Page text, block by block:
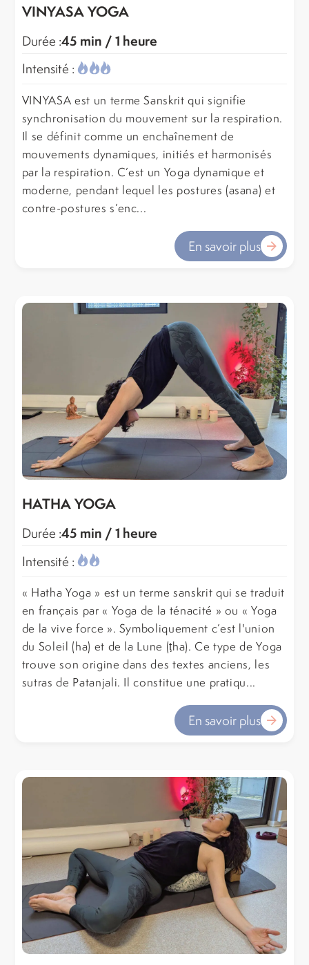
VINYASA YOGA
Durée :45 min / 1 heure
Intensité :
VINYASA est un terme Sanskrit qui signifie
synchronisation du mouvement sur la respiration.
Il se définit comme un enchaînement de
mouvements dynamiques, initiés et harmonisés
par la respiration. C’est un Yoga dynamique et
moderne, pendant lequel les postures (asana) et
contre-postures s’enc...
En savoir plus
HATHA YOGA
Durée :45 min / 1 heure
Intensité :
« Hatha Yoga » est un terme sanskrit qui se traduit
en français par « Yoga de la ténacité » ou « Yoga
de la vive force ». Symboliquement c’est l'union
du Soleil (ha) et de la Lune (ṭha). Ce type de Yoga
trouve son origine dans des textes anciens, les
sutras de Patanjali. Il constitue une pratiqu...
En savoir plus